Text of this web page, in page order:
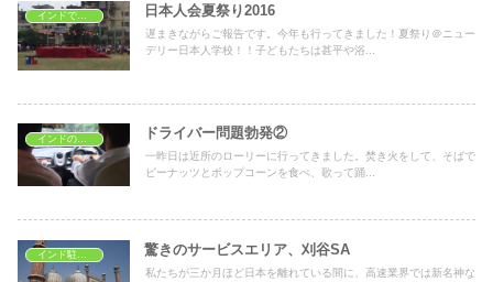
インドで日本の文化 日本人会夏祭り2016
遅まきながらご報告です。今年も行ってきました！夏祭り＠ニュー
デリー日本人学校！！子どもたちは甚平や浴...
ドライバー問題勃発②
一昨日は近所のローリーに行ってきました。焚き火をして、そばで
ピーナッツとポップコーンを食べ、歌って踊...
インド駐在生活 驚きのサービスエリア、刈谷SA
私たちが三か月ほど日本を離れている間に、高速業界では新名神な